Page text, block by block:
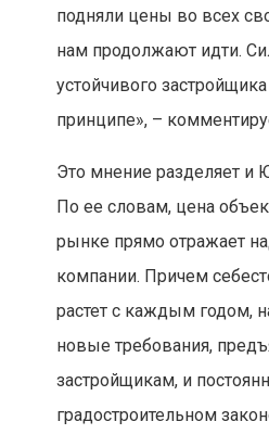
подняли цены во всех
нам продолжают идти.
устойчивого
принципе», –
Это мнение разделяет и
По ее словам, цена
рынке прямо отражает
компании. Причем
растет с каждым годом,
новые требования,
застройщикам, и
градостроительном